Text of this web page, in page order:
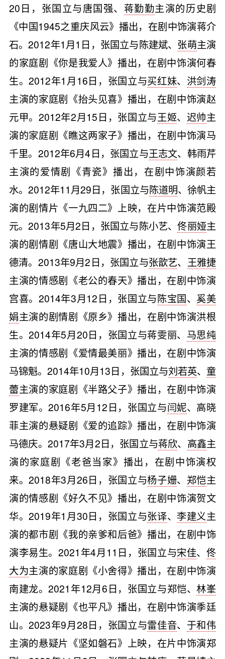
20日，张国立与唐国强、 蒋勤勤主演的历史剧
《中国1945之重庆风云》播出，在剧中饰演蒋介
石。2012年1月1日，张国立与陈建斌、 张萌主演
的家庭剧《你是我爱人》播出，在剧中饰演何春
生。2012年1月16日，张国立与买红妹、 洪剑涛
主演的家庭剧《抬头见喜》播出，在剧中饰演赵
元甲。2012年2月15日，张国立与王姬、 迟帅主
演的家庭剧《瞧这两家子》播出，在剧中饰演马
千里。2012年6月4日，张国立与王志文、韩雨芹
主演的爱情剧《青瓷》播出，在剧中饰演颜若
水。2012年11月29日，张国立与陈道明、徐帆主
演的剧情片《一九四二》上映，在片中饰演范殿
元。2013年5月2日，张国立与陈小艺、佟丽娅主
演的剧情剧《唐山大地震》播出，在剧中饰演王
德清。2013年9月2日，张国立与张歆艺、 王雅捷
主演的情感剧《老公的春天》播出，在剧中饰演
宫喜。2014年3月12日，张国立与陈宝国、 奚美
娟主演的剧情剧《原乡》播出，在剧中饰演洪根
生。2014年5月20日，张国立与蒋雯丽、 马思纯
主演的情感剧《爱情最美丽》播出，在剧中饰演
马锦魁。2014年10月13日，张国立与刘若英、 童
蕾主演的家庭剧《半路父子》播出，在剧中饰演
罗建军。2016年5月12日，张国立与闫妮、高晓
菲主演的悬疑剧《爱的追踪》播出，在剧中饰演
马德庆。2017年3月2日，张国立与蒋欣、 高鑫主
演的家庭剧《老爸当家》播出，在剧中饰演权
来。2018年3月26日，张国立与杨子姗、 郑恺主
演的情感剧《好久不见》播出，在剧中饰演贺文
华。2019年1月30日，张国立与张译、 李建义主
演的都市剧《我的亲爹和后爸》播出，在剧中饰
演李易生。2021年4月11日，张国立与宋佳、佟
大为主演的家庭剧《小舍得》播出，在剧中饰演
南建龙。2021年12月6日，张国立与郑恺、林峯
主演的悬疑剧《也平凡》播出，在剧中饰演季廷
山。2023年9月28日，张国立与雷佳音、 于和伟
主演的悬疑片《坚如磐石》上映，在片中饰演郑